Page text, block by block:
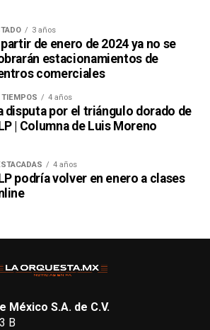
3 años
de enero de 2024 ya no se
estacionamientos de
comerciales
4 años
disputa por el triángulo dorado de
| Columna de Luis Moreno
4 años
podría volver en enero a clases
México S.A. de C.V.
B